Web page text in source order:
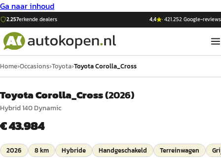
Ga naar inhoud
2.257erkende dealers 4,4 ·421.252Google-reviews
Home›Occasions›Toyota›Toyota Corolla_Cross
Toyota Corolla_Cross(2026)
Hybrid 140 Dynamic
€ 43.984
2026 8 km Hybride Handgeschakeld Terreinwagen